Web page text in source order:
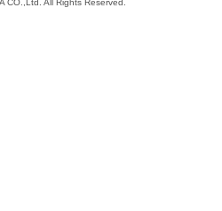
CO.,Ltd. All Rights Reserved.